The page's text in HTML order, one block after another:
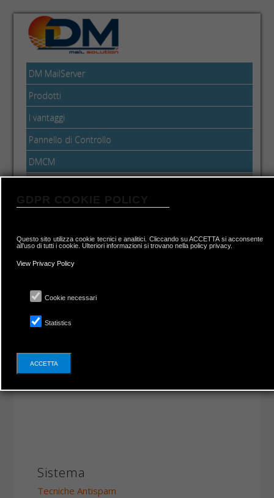
DM MailServer
Prodotti
I vantaggi
Pannello di Controllo
DMCM
Sistema
Tecniche Antispam
GDPR COOKIE POLICY
Questo sito utilizza cookie tecnici e analitici. Cliccando su ACCETTA si acconsente
all’uso di tutti i cookie. Ulteriori informazioni si trovano nella policy privacy.
View Privacy Policy
Cookie necessari
Statistics
ACCETTA